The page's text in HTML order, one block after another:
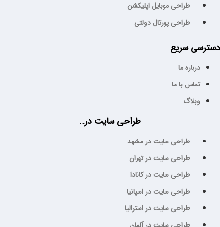
طراحی موبایل اپلیکشن
طراحی پورتال دولتی
سریع
درباره ما
تماس با ما
وبلاگ
طراحی سایت در...
طراحی سایت در مشهد
طراحی سایت در تهران
طراحی سایت در کانادا
طراحی سایت در اسپانیا
طراحی سایت در استرالیا